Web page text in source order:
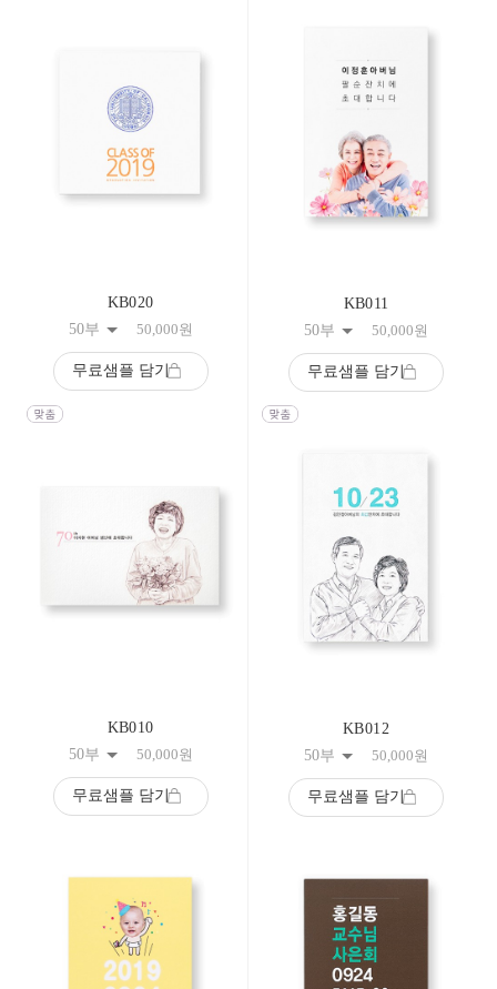
KB020
50부
50,000원
무료샘플 담기
KB011
50부
50,000원
무료샘플 담기
KB010
50부
50,000원
무료샘플 담기
KB012
50부
50,000원
무료샘플 담기